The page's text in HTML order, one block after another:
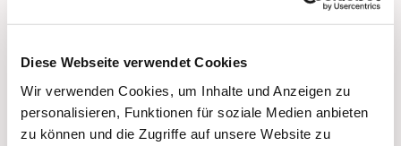
Diese Webseite verwendet Cookies
Wir verwenden Cookies, um Inhalte und Anzeigen zu
personalisieren, Funktionen für soziale Medien anbieten
zu können und die Zugriffe auf unsere Website zu
Donnerstag, 1. Oktober 2026, 12:00
Heilige Dreifaltigkeit, Stralsund,
Frankenwall 7, 18439 Stralsund